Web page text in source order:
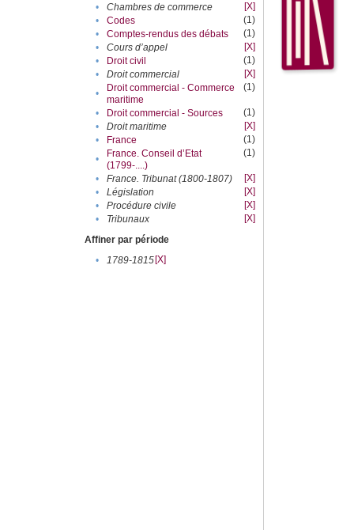
•
Chambres de commerce
[X]
•
Codes
(1)
•
Comptes-rendus des débats
(1)
•
Cours d’appel
[X]
•
Droit civil
(1)
•
Droit commercial
[X]
•
Droit commercial - Commerce
maritime
(1)
• Droit commercial - Sources
(1)
•
Droit maritime
[X]
•
France
(1)
•
France. Conseil d’Etat
(1799-....)
(1)
• France. Tribunat (1800-1807)
[X]
•
Législation
[X]
•
Procédure civile
[X]
•
Tribunaux
[X]
Affiner par période
•
1789-1815[X]